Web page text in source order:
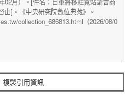
複製引用資訊